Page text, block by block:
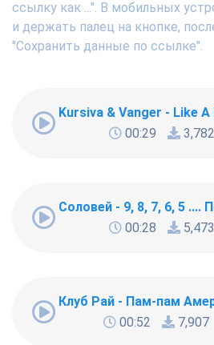
ссылку как ...". В мобильных
и держать палец на кнопке,
"Сохранить данные по ссылке".
Kursiva & Vanger - Like A
00:29
3,782
Соловей - 9, 8, 7, 6, 5 ....
00:28
5,473
Клуб Рай - Пам-пам
00:52
7,907